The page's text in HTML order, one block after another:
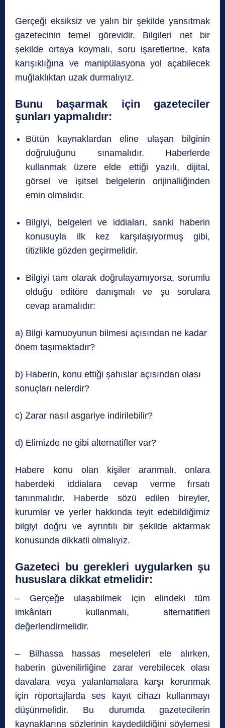
Gerçeği eksiksiz ve yalın bir şekilde yansıtmak
gazetecinin temel görevidir. Bilgileri net bir
şekilde ortaya koymalı, soru işaretlerine, kafa
karışıklığına ve manipülasyona yol açabilecek
muğlaklıktan uzak durmalıyız.
Bunu başarmak için gazeteciler
şunları yapmalıdır:
Bütün kaynaklardan eline ulaşan bilginin
doğruluğunu sınamalıdır. Haberlerde
kullanmak üzere elde ettiği yazılı, dijital,
görsel ve işitsel belgelerin orijinalliğinden
emin olmalıdır.
Bilgiyi, belgeleri ve iddiaları, sanki haberin
konusuyla ilk kez karşılaşıyormuş gibi,
titizlikle gözden geçirmelidir.
Bilgiyi tam olarak doğrulayamıyorsa, sorumlu
olduğu editöre danışmalı ve şu sorulara
cevap aramalıdır:
a) Bilgi kamuoyunun bilmesi açısından ne kadar
önem taşımaktadır?
b) Haberin, konu ettiği şahıslar açısından olası
sonuçları nelerdir?
c) Zarar nasıl asgariye indirilebilir?
d) Elimizde ne gibi alternatifler var?
Habere konu olan kişiler aranmalı, onlara
haberdeki iddialara cevap verme fırsatı
tanınmalıdır. Haberde sözü edilen bireyler,
kurumlar ve yerler hakkında teyit edebildiğimiz
bilgiyi doğru ve ayrıntılı bir şekilde aktarmak
konusunda dikkatli olmalıyız.
Gazeteci bu gerekleri uygularken şu
hususlara dikkat etmelidir:
– Gerçeğe ulaşabilmek için elindeki tüm
imkânları kullanmalı, alternatifleri
değerlendirmelidir.
– Bilhassa hassas meseleleri ele alırken,
haberin güvenilirliğine zarar verebilecek olası
davalara veya yalanlamalara karşı korunmak
için röportajlarda ses kayıt cihazı kullanmayı
düşünmelidir. Bu durumda gazetecilerin
kaynaklarına sözlerinin kaydedildiğini söylemesi